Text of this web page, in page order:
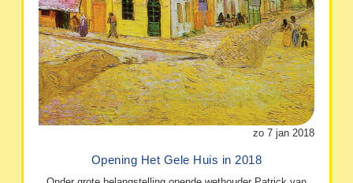
zo 7 jan 2018
Opening Het Gele Huis in 2018